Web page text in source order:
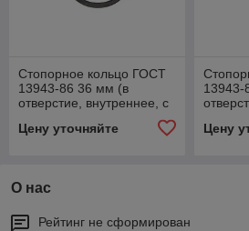
Стопорное кольцо ГОСТ
13943-86 36 мм (в
отверстие, внутреннее, с
Цену уточняйте
13943-
Цену
О нас
Рейтинг не сформирован